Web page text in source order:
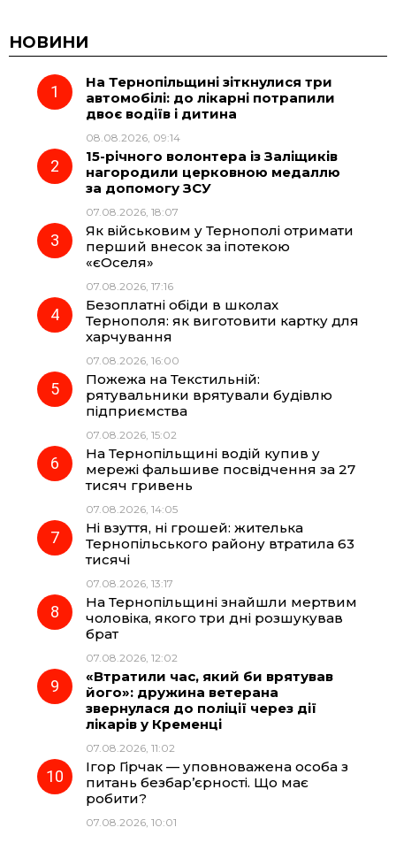
c
e
o
k
e
r
a
t
A
НОВИНИ
На Тернопільщині зіткнулися три
автомобілі: до лікарні потрапили
двоє водіїв і дитина
08.08.2026, 09:14
15-річного волонтера із Заліщиків
нагородили церковною медаллю
за допомогу ЗСУ
07.08.2026, 18:07
Як військовим у Тернополі отримати
перший внесок за іпотекою
«єОселя»
07.08.2026, 17:16
Безоплатні обіди в школах
Тернополя: як виготовити картку для
харчування
07.08.2026, 16:00
Пожежа на Текстильній:
рятувальники врятували будівлю
підприємства
07.08.2026, 15:02
На Тернопільщині водій купив у
мережі фальшиве посвідчення за 27
тисяч гривень
07.08.2026, 14:05
Ні взуття, ні грошей: жителька
Тернопільського району втратила 63
тисячі
07.08.2026, 13:17
На Тернопільщині знайшли мертвим
чоловіка, якого три дні розшукував
брат
07.08.2026, 12:02
«Втратили час, який би врятував
його»: дружина ветерана
звернулася до поліції через дії
лікарів у Кременці
07.08.2026, 11:02
Ігор Гірчак — уповноважена особа з
питань безбар’єрності. Що має
робити?
07.08.2026, 10:01